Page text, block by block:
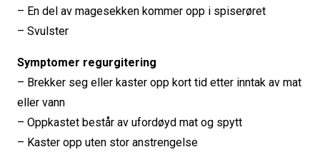
– En del av magesekken kommer opp i spiserøret
– Svulster
Symptomer regurgitering
– Brekker seg eller kaster opp kort tid etter inntak av mat
eller vann
– Oppkastet består av ufordøyd mat og spytt
– Kaster opp uten stor anstrengelse